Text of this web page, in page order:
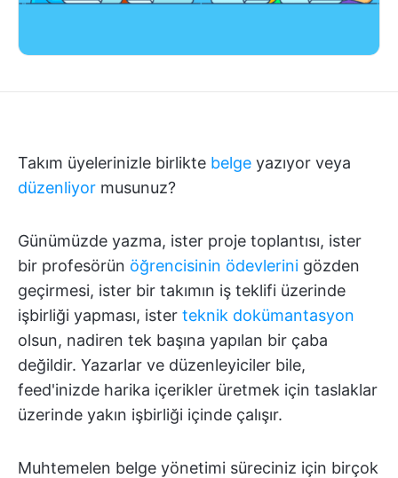
Takım üyelerinizle birlikte belge yazıyor veya
düzenliyor musunuz?
Günümüzde yazma, ister proje toplantısı, ister
bir profesörün öğrencisinin ödevlerini gözden
geçirmesi, ister bir takımın iş teklifi üzerinde
işbirliği yapması, ister teknik dokümantasyon
olsun, nadiren tek başına yapılan bir çaba
değildir. Yazarlar ve düzenleyiciler bile,
feed'inizde harika içerikler üretmek için taslaklar
üzerinde yakın işbirliği içinde çalışır.
Muhtemelen belge yönetimi süreciniz için birçok